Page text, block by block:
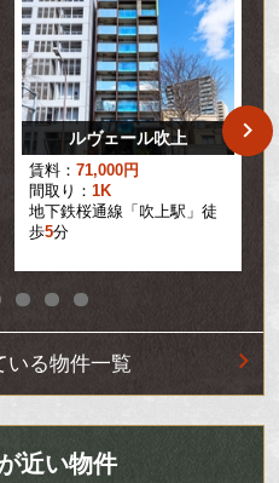
ルヴェール吹上
賃料： 71,000円
間取り： 1K
地下鉄桜通線「吹上駅」徒
歩5分
いる物件一覧
近い物件